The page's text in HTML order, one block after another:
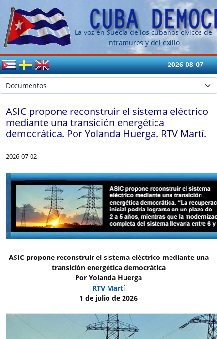
La voz en Suecia de los cubanos cívicos de
intramuros y del exílio
2026-08-07
ASIC propone reconstruir el sistema eléctrico
mediante una transición energética
democrática. Por Yolanda Huerga. RTV Martí.
2026-07-02
ASIC propone reconstruir el sistema eléctrico mediante una
transición energética democrática
Por Yolanda Huerga
RTV Martí
1 de julio de 2026